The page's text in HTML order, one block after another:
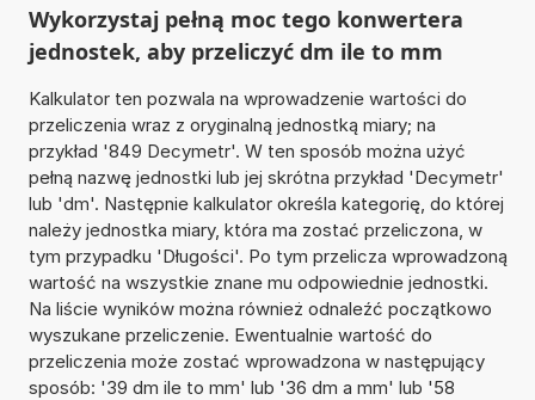
Wykorzystaj pełną moc tego konwertera
jednostek, aby przeliczyć dm ile to mm
Kalkulator ten pozwala na wprowadzenie wartości do
przeliczenia wraz z oryginalną jednostką miary; na
przykład '849 Decymetr'. W ten sposób można użyć
pełną nazwę jednostki lub jej skrótna przykład 'Decymetr'
lub 'dm'. Następnie kalkulator określa kategorię, do której
należy jednostka miary, która ma zostać przeliczona, w
tym przypadku 'Długości'. Po tym przelicza wprowadzoną
wartość na wszystkie znane mu odpowiednie jednostki.
Na liście wyników można również odnaleźć początkowo
wyszukane przeliczenie. Ewentualnie wartość do
przeliczenia może zostać wprowadzona w następujący
sposób: '39 dm ile to mm' lub '36 dm a mm' lub '58